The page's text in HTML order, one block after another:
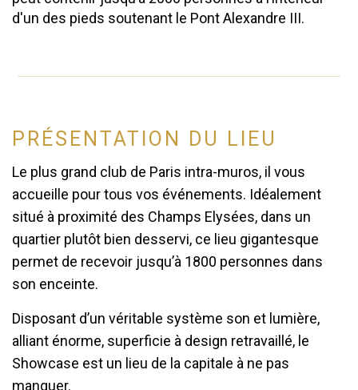
d'un des pieds soutenant le Pont Alexandre III.
PRÉSENTATION DU LIEU
Le plus grand club de Paris intra-muros, il vous
accueille pour tous vos événements. Idéalement
situé à proximité des Champs Elysées, dans un
quartier plutôt bien desservi, ce lieu gigantesque
permet de recevoir jusqu’à 1800 personnes dans
son enceinte.
Disposant d’un véritable système son et lumière,
alliant énorme, superficie à design retravaillé, le
Showcase est un lieu de la capitale à ne pas
manquer.